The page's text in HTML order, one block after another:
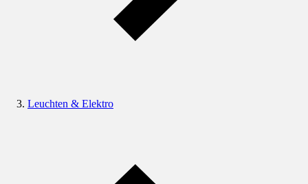
Leuchten & Elektro